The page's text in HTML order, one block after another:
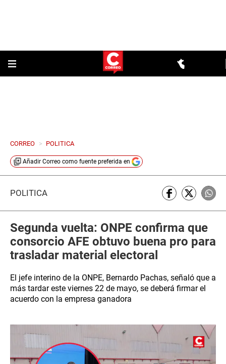
CORREO > POLITICA
Añadir Correo como fuente preferida en
POLÍTICA
Segunda vuelta: ONPE confirma que
consorcio AFE obtuvo buena pro para
trasladar material electoral
El jefe interino de la ONPE, Bernardo Pachas, señaló que a
más tardar este viernes 22 de mayo, se deberá firmar el
acuerdo con la empresa ganadora